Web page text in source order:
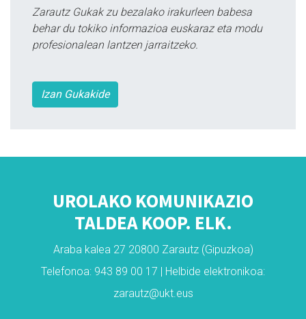
Zarautz Gukak zu bezalako irakurleen babesa
behar du tokiko informazioa euskaraz eta modu
profesionalean lantzen jarraitzeko.
Izan Gukakide
UROLAKO KOMUNIKAZIO
TALDEA KOOP. ELK.
Araba kalea 27 20800 Zarautz (Gipuzkoa)
Telefonoa: 943 89 00 17 | Helbide elektronikoa:
zarautz@ukt.eus